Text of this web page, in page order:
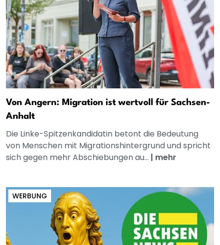
Von Angern: Migration ist wertvoll für Sachsen-
Anhalt
Die Linke-Spitzenkandidatin betont die Bedeutung
von Menschen mit Migrationshintergrund und spricht
sich gegen mehr Abschiebungen au... | mehr
WERBUNG